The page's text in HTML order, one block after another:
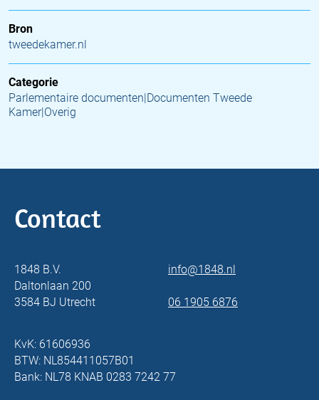
Bron
tweedekamer.nl
Categorie
Parlementaire documenten|Documenten Tweede
Kamer|Overig
Contact
1848 B.V.
Daltonlaan 200
3584 BJ Utrecht
info@1848.nl
06 1905 6876
KvK: 61606936
BTW: NL854411057B01
Bank: NL78 KNAB 0283 7242 77